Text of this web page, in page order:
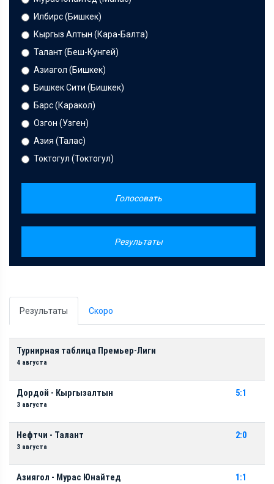
Илбирс (Бишкек)
Кыргыз Алтын (Кара-Балта)
Талант (Беш-Кунгей)
Азиагол (Бишкек)
Бишкек Сити (Бишкек)
Барс (Каракол)
Озгон (Узген)
Азия (Талас)
Токтогул (Токтогул)
Голосовать
Результаты
Результаты Скоро
Турнирная таблица Премьер-Лиги
4 августа
Дордой - Кыргызалтын
3 августа
5:1
Нефтчи - Талант
3 августа
2:0
Азиягол - Мурас Юнайтед 1:1